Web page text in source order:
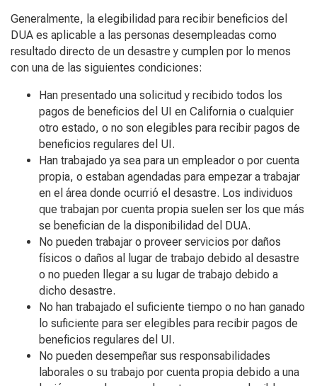
Generalmente, la elegibilidad para recibir beneficios del
DUA es aplicable a las personas desempleadas como
resultado directo de un desastre y cumplen por lo menos
con una de las siguientes condiciones:
Han presentado una solicitud y recibido todos los
pagos de beneficios del UI en California o cualquier
otro estado, o no son elegibles para recibir pagos de
beneficios regulares del UI.
Han trabajado ya sea para un empleador o por cuenta
propia, o estaban agendadas para empezar a trabajar
en el área donde ocurrió el desastre. Los individuos
que trabajan por cuenta propia suelen ser los que más
se benefician de la disponibilidad del DUA.
No pueden trabajar o proveer servicios por daños
físicos o daños al lugar de trabajo debido al desastre
o no pueden llegar a su lugar de trabajo debido a
dicho desastre.
No han trabajado el suficiente tiempo o no han ganado
lo suficiente para ser elegibles para recibir pagos de
beneficios regulares del UI.
No pueden desempeñar sus responsabilidades
laborales o su trabajo por cuenta propia debido a una